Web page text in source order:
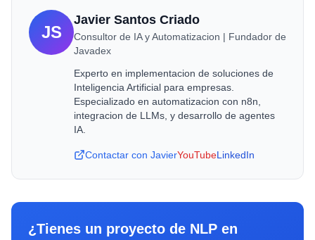
JS
Javier Santos Criado
Consultor de IA y Automatizacion | Fundador de
Javadex
Experto en implementacion de soluciones de
Inteligencia Artificial para empresas.
Especializado en automatizacion con n8n,
integracion de LLMs, y desarrollo de agentes
IA.
Contactar con JavierYouTubeLinkedIn
¿Tienes un proyecto de NLP en